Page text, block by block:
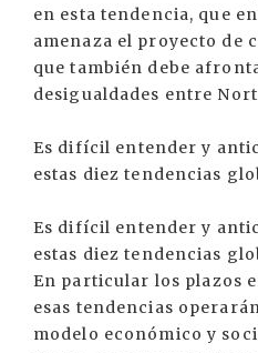
en esta tendencia, que
amenaza el proyecto de
que también debe
desigualdades entre
Es difícil entender y
estas diez tendencias
Es difícil entender y
estas diez tendencias
En particular los plazos
esas tendencias
modelo económico y